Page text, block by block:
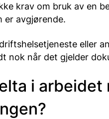
krav om bruk av en
er avgjørende.
eller
nok når det gjelder
i arbeidet